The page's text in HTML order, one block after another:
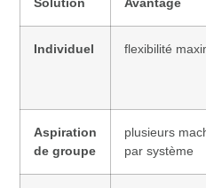
Individuel flexibilité
Aspiration
de groupe
plusieurs
par système